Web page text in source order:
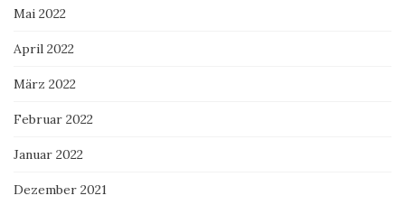
Mai 2022
April 2022
März 2022
Februar 2022
Januar 2022
Dezember 2021